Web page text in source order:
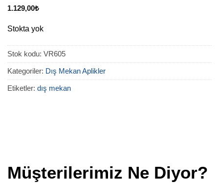
1.129,00₺
Stokta yok
Stok kodu: VR605
Kategoriler: Dış Mekan Aplikler
Etiketler: dış mekan
Müşterilerimiz Ne Diyor?